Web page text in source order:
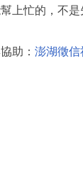
上忙的，不
助：澎湖徵信